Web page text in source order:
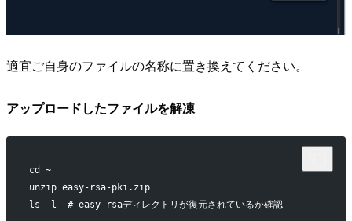
適宜ご自身のファイルの名称に置き換えてください。
アップロードしたファイルを解凍
cd ~
unzip easy-rsa-pki.zip
ls -l  # easy-rsaディレクトリが復元されているか確認